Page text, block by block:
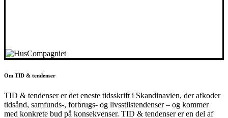
Om TID & tendenser
TID & tendenser er det eneste tidsskrift i Skandinavien, der afkoder
tidsånd, samfunds-, forbrugs- og livsstilstendenser – og kommer
med konkrete bud på konsekvenser. TID & tendenser er en del af